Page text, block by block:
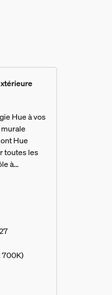
Hue à vos
Hue
toutes les
à
pas
700K)